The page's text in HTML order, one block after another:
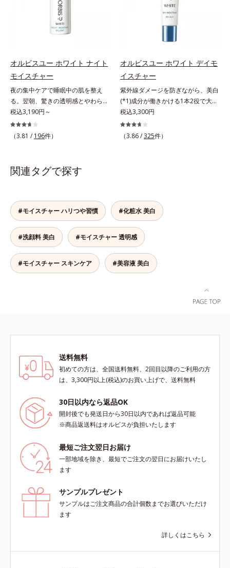
タイプ（普通肌～乾性肌）*1 γ－グ
ルタミン酸ポリペプチド、２－メタ
クリロイルオキシエチルホスホリル
コリン・メタクリル酸ブチル共重合
ミ・ソバカスを防ぐ*3 日本化粧品
業界で初めてメラニンの第三のルー
トに着目し、日本放射線影響学会第
53回大会で2010年10月に初めて発
表したこと*4 うるおいにより透明
感のある肌*5 うるおいによる*6 メ
ラノサイトまで*7 シミ・ソバカス
が肌表面にあらわれること*8 L-ア
透明感のなさなどの「面」での透明
感を阻害する原因を引き起こしてい
ることがわかりました。そこでオル
ビス ブライト シリーズは「メラニ
タミンC(*7)」を採用。肌奥(*6)まで
浸透し、シミやソバカスの原因とな
るメラニンの生成を食い止めます。
またオルビス独自成分の「ブライト
VCコンプレックス(*8)」が、透明感
を阻害する原因(*9)にアプローチし
ます。さらに肌表面のなめらかさや
みずみずしさをサポートするため
透明感を包括的にサポート。全方位
ケアのアプローチによって、肌本来
プ（脂性肌～普通肌）M＝しっとり
タイプ（普通肌～乾性肌）*1 シ
ミ・ソバカスが肌表面にあらわれる
こと*2 メラニンの生成を抑え、シ
ミ・ソバカスを防ぐ*3 うるおいに
よる透明感のある肌*4 日本化粧品
業界で初めてメラニンの第三のルー
ローチして、澄みわたる美肌を目指
します。*1 年齢を重ねた肌*2 メラ
ニンが過剰に生成する状態*3 メラ
ニンの生成を抑え、シミ・ソバカス
オルビスユー ホワイト ナイト
モイスチャー
夜の集中ケアで睡眠中の肌を整え
る。翌朝、驚きの透明感とやわらか
さを感じて。若々しく透明感のある
美肌を構成する要素と、年齢肌(*1)
のメラニン生成にアプローチして、
の理論を応用し、全方位的に肌の底
上げを図ります。さらに、シミと年
齢肌の“メラニンメタボ(*2)”にアプ
ローチして、澄みわたる美肌を目指
します。*1 年齢を重ねた肌*2 メラ
ニンが過剰に生成する状態
税込3,190円～
（3.81 / 196件）
オルビスユー ホワイト デイモ
イスチャー
紫外線ダメージを防ぎながら、美白
(*1)成分が働きかける1本2役で大人
の肌を守りぬく。若々しく透明感の
ある美肌を構成する要素と、年齢肌
(*2)のメラニン生成にアプローチし
な年齢肌の“メラニンメタボ(*3)”に
アプローチして、澄みわたる美肌を
目指します。*1 メラニンの生成を
抑え、シミ・ソバカスを防ぐ*2 年
齢を重ねた肌*3 メラニンが過剰に
生成する状態
税込3,300円
（3.86 /325件）
関連タグで探す
#モイスチャー ハリつや習慣 #化粧水 美白
#洗顔料 美白 #モイスチャー 透明感
#モイスチャー スキンケア #美容液 美白
送料無料
初めての方は、全国送料無料、2回目以降のご利用の方
は、3,300円以上(税込)のお買い上げで、送料無料
30日以内なら返品OK
開封後でも発送日から30日以内であれば返品可能
※商品返送料はオルビスが負担いたします
最短ご注文翌日お届け
一部地域を除き、最短でご注文の翌日にお届けいたし
ます
サンプルプレゼント
サンプルはご注文商品の合計個数までお選びいただけ
ます
詳しくはこちら